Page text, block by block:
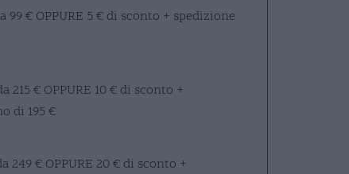
99 € OPPURE 5 € di sconto + spedizione
215 € OPPURE 10 € di sconto +
di 195 €
249 € OPPURE 20 € di sconto +